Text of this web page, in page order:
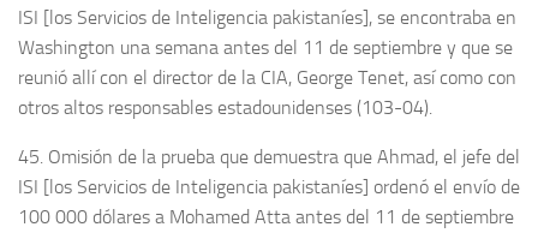
ISI [los Servicios de Inteligencia pakistaníes], se encontraba en
Washington una semana antes del 11 de septiembre y que se
reunió allí con el director de la CIA, George Tenet, así como con
otros altos responsables estadounidenses (103-04).
45. Omisión de la prueba que demuestra que Ahmad, el jefe del
ISI [los Servicios de Inteligencia pakistaníes] ordenó el envío de
100 000 dólares a Mohamed Atta antes del 11 de septiembre